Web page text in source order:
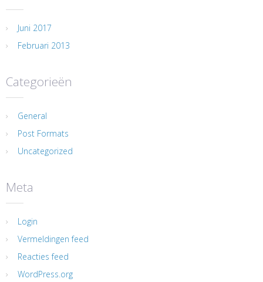
Juni 2017
Februari 2013
Categorieën
General
Post Formats
Uncategorized
Meta
Login
Vermeldingen feed
Reacties feed
WordPress.org